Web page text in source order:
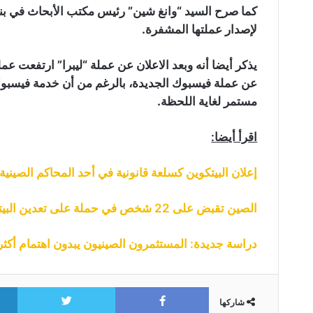
كما صرح السيد “وانغ شين” رئيس مكتب الأبحاث في
لإصدار عملتها المشفرة.
مستمر لغاية اللحظة.
اقرأ أيضا:
إعلان البيتكوين كسلعة قانونية في أحد المحاكم الصينية
الصين تقبض على 22 شخص في حملة على تعدين البيتكوين الغير مشروع
دراسة جديدة: المستثمرون الصينيون يبدون اهتمام أكثر
شاركها
Facebook